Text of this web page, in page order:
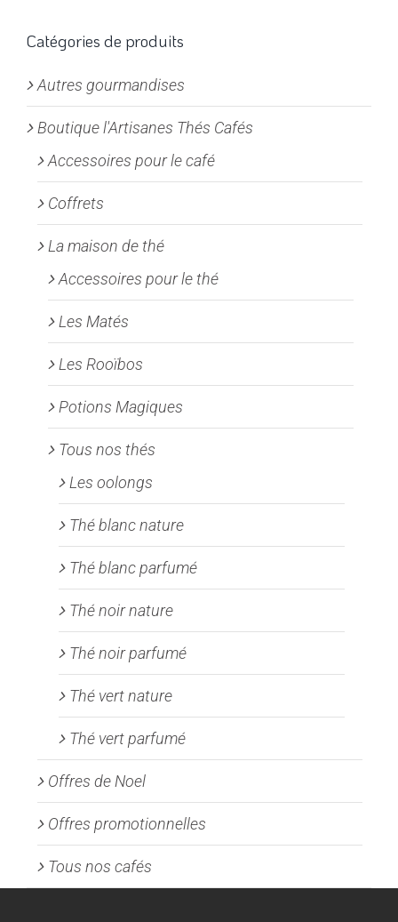
options
être
choisies
sur
la
page
produit
Catégories de produits
Autres gourmandises
Boutique l'Artisanes Thés Cafés
Accessoires pour le café
Coffrets
La maison de thé
Accessoires pour le thé
Les Matés
Les Rooïbos
Potions Magiques
Tous nos thés
Les oolongs
Thé blanc nature
Thé blanc parfumé
Thé noir nature
Thé noir parfumé
Thé vert nature
Thé vert parfumé
Offres de Noel
Offres promotionnelles
Tous nos cafés